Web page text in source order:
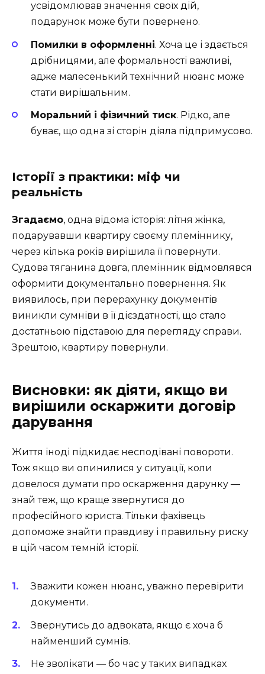
усвідомлював значення своїх дій,
подарунок може бути повернено.
Помилки в оформленні. Хоча це і здається
дрібницями, але формальності важливі,
адже малесенький технічний нюанс може
стати вирішальним.
Моральний і фізичний тиск. Рідко, але
буває, що одна зі сторін діяла підпримусово.
Історії з практики: міф чи
реальність
Згадаємо, одна відома історія: літня жінка,
подарувавши квартиру своєму племіннику,
через кілька років вирішила її повернути.
Судова тяганина довга, племінник відмовлявся
оформити документально повернення. Як
виявилось, при перерахунку документів
виникли сумніви в її дієздатності, що стало
достатньою підставою для перегляду справи.
Зрештою, квартиру повернули.
Висновки: як діяти, якщо ви
вирішили оскаржити договір
дарування
Життя іноді підкидає несподівані повороти.
Тож якщо ви опинилися у ситуації, коли
довелося думати про оскарження дарунку —
знай теж, що краще звернутися до
професійного юриста. Тільки фахівець
допоможе знайти правдиву і правильну риску
в цій часом темній історії.
Зважити кожен нюанс, уважно перевірити
документи.
Звернутись до адвоката, якщо є хоча б
найменший сумнів.
Не зволікати — бо час у таких випадках